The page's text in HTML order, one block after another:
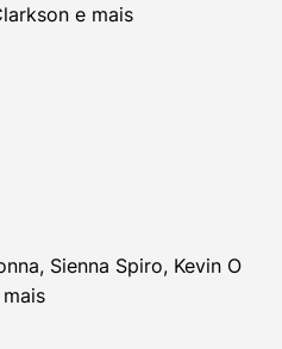
e mais
Sienna Spiro, Kevin O